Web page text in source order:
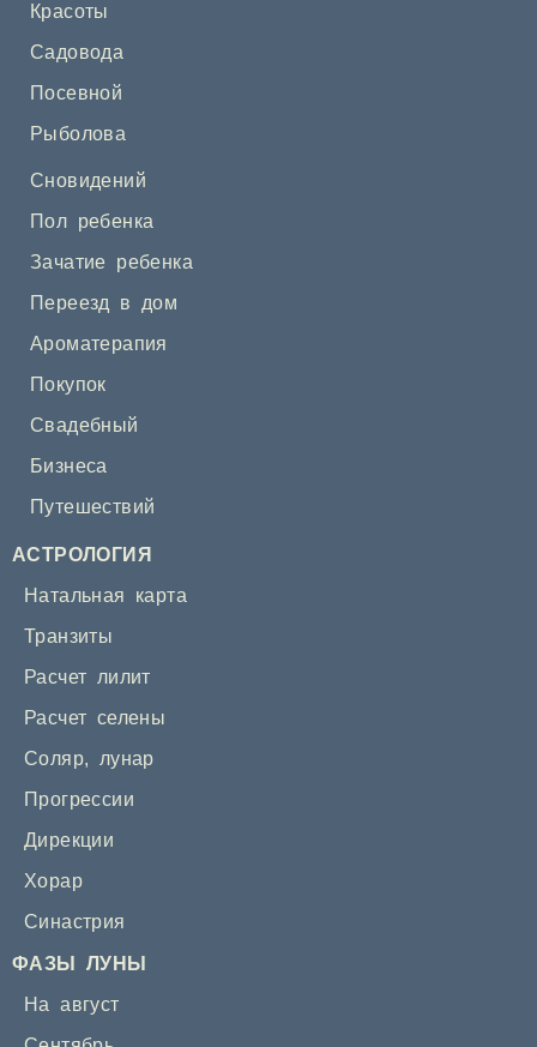
Красоты
Садовода
Посевной
Рыболова
Сновидений
Пол ребенка
Зачатие ребенка
Переезд в дом
Ароматерапия
Покупок
Свадебный
Бизнеса
Путешествий
АСТРОЛОГИЯ
Натальная карта
Транзиты
Расчет лилит
Расчет селены
Соляр, лунар
Прогрессии
Дирекции
Хорар
Синастрия
ФАЗЫ ЛУНЫ
На август